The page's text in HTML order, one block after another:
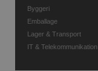
Byggeri
Emballage
Lager & Transport
IT & Telekommunikation